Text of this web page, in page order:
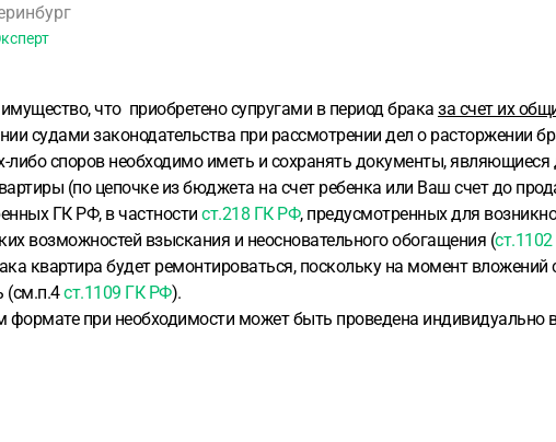
что приобретено супругами в период брака за счет их
судами законодательства при рассмотрении дел о расторжении
либо споров необходимо иметь и сохранять документы,
(по цепочке из бюджета на счет ребенка или Ваш счет до
ГК РФ, в частности ст.218 ГК РФ, предусмотренных для
возможностей взыскания и неосновательного обогащения (
квартира будет ремонтироваться, поскольку на момент вложений
(см.п.4ст.1109 ГК РФ).
формате при необходимости может быть проведена индивидуально